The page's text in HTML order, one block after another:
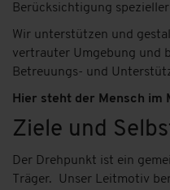
Berücksichtigung
Wir unterstützen und
vertrauter Umgebung und
Betreuungs- und
Hier steht der Mensch im
Ziele und
Der Drehpunkt ist ein
Träger. Unser Leitmotiv